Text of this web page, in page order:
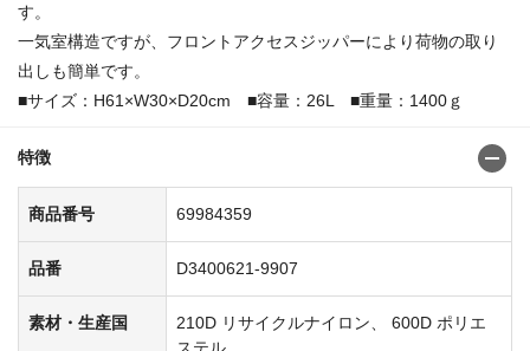
す。
一気室構造ですが、フロントアクセスジッパーにより荷物の取り
出しも簡単です。
■サイズ：H61×W30×D20cm ■容量：26L ■重量：1400ｇ
特徴
商品番号 69984359
品番 D3400621-9907
素材・生産国
210D リサイクルナイロン、 600D ポリエ
ステル